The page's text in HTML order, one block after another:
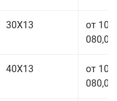
30Х13
от 103
080,00
40Х13
от 103
080,00